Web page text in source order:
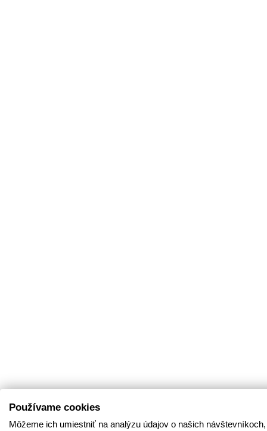
Používame cookies
Môžeme ich umiestniť na analýzu údajov o našich